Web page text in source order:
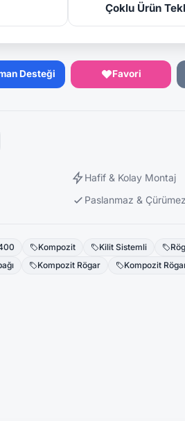
Çoklu Ürün
Desteği Favori
Hafif & Kolay Montaj
Paslanmaz & Çürümez
Kompozit Kilit Sistemli
Kompozit Rögar Kompozit